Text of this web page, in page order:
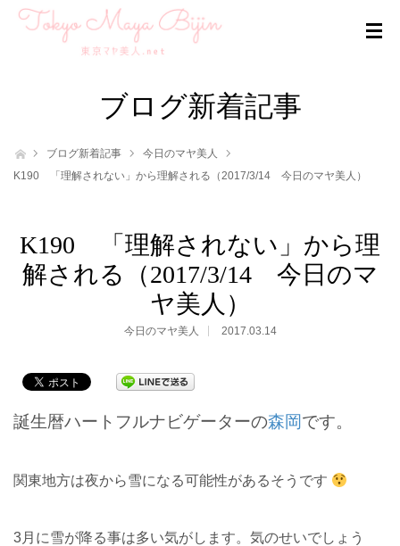
ブログ新着記事
ホームブログ新着記事
今日のマヤ美人
K190 「理解されない」から理解される（2017/3/14 今日のマヤ美人）
K190 「理解されない」から理
解される（2017/3/14 今日のマ
ヤ美人）
今日のマヤ美人 2017.03.14
誕生暦ハートフルナビゲーターの森岡です。
関東地方は夜から雪になる可能性があるそうです
3月に雪が降る事は多い気がします。気のせいでしょう